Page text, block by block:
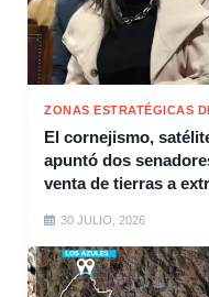
ZONAS ESTRATÉGICAS
El cornejismo,
apuntó dos
venta de tierras a
30 JULIO, 2026